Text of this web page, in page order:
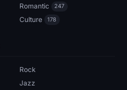
Romantic 247
Culture 178
Rock
Jazz